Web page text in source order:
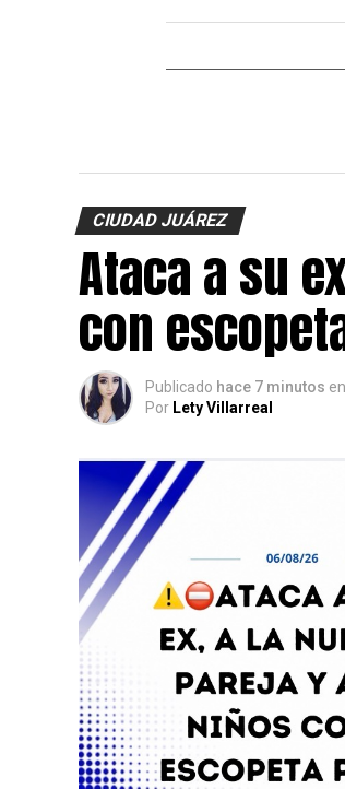
CIUDAD JUÁREZ
Ataca a su
con
Publicado hace 7 minutos en
Por Lety Villarreal